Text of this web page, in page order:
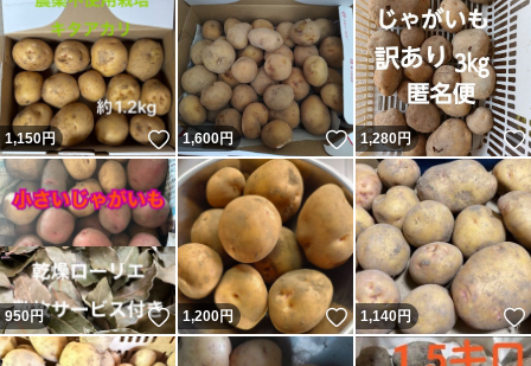
1,150円 いいね！
1,600円 いいね！
1,280円
950円 いいね！
1,200円 いいね！
1,140円